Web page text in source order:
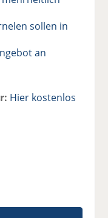
sollen in
an
Hier kostenlos